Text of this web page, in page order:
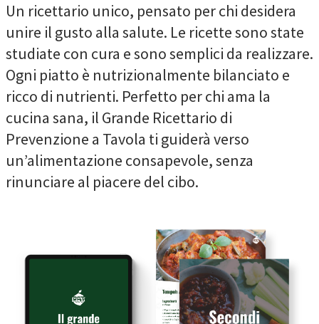
Un ricettario unico, pensato per chi desidera
unire il gusto alla salute. Le ricette sono state
studiate con cura e sono semplici da realizzare.
Ogni piatto è nutrizionalmente bilanciato e
ricco di nutrienti. Perfetto per chi ama la
cucina sana, il Grande Ricettario di
Prevenzione a Tavola ti guiderà verso
un’alimentazione consapevole, senza
rinunciare al piacere del cibo.